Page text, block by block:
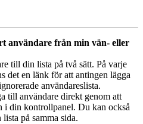
användare från min vän- eller
till din lista på två sätt. På varje
det en länk för att antingen lägga
användareslista.
till användare direkt genom att
i din kontrollpanel. Du kan också
på samma sida.